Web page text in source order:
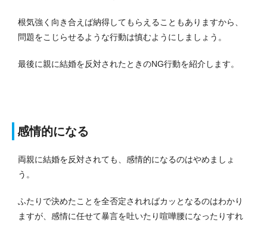
根気強く向き合えば納得してもらえることもありますから、
問題をこじらせるような行動は慎むようにしましょう。
最後に親に結婚を反対されたときのNG行動を紹介します。
感情的になる
両親に結婚を反対されても、感情的になるのはやめましょ
う。
ふたりで決めたことを全否定されればカッとなるのはわかり
ますが、感情に任せて暴言を吐いたり喧嘩腰になったりすれ